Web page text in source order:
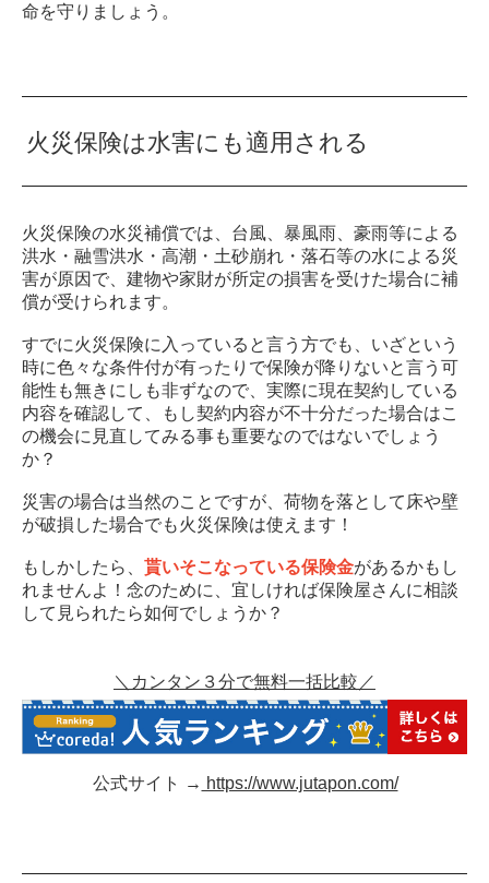
命を守りましょう。
火災保険は水害にも適用される
火災保険の水災補償では、台風、暴風雨、豪雨等による
洪水・融雪洪水・高潮・土砂崩れ・落石等の水による災
害が原因で、建物や家財が所定の損害を受けた場合に補
償が受けられます。
すでに火災保険に入っていると言う方でも、いざという
時に色々な条件付が有ったりで保険が降りないと言う可
能性も無きにしも非ずなので、実際に現在契約している
内容を確認して、もし契約内容が不十分だった場合はこ
の機会に見直してみる事も重要なのではないでしょう
か？
災害の場合は当然のことですが、荷物を落として床や壁
が破損した場合でも火災保険は使えます！
もしかしたら、 貰いそこなっている保険金があるかもし
れませんよ！念のために、宜しければ保険屋さんに相談
して見られたら如何でしょうか？
＼カンタン３分で無料一括比較／
公式サイト → https://www.jutapon.com/